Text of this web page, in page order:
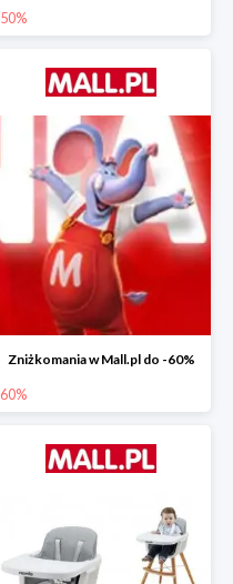
50%
Zniżkomania w Mall.pl do -60%
60%